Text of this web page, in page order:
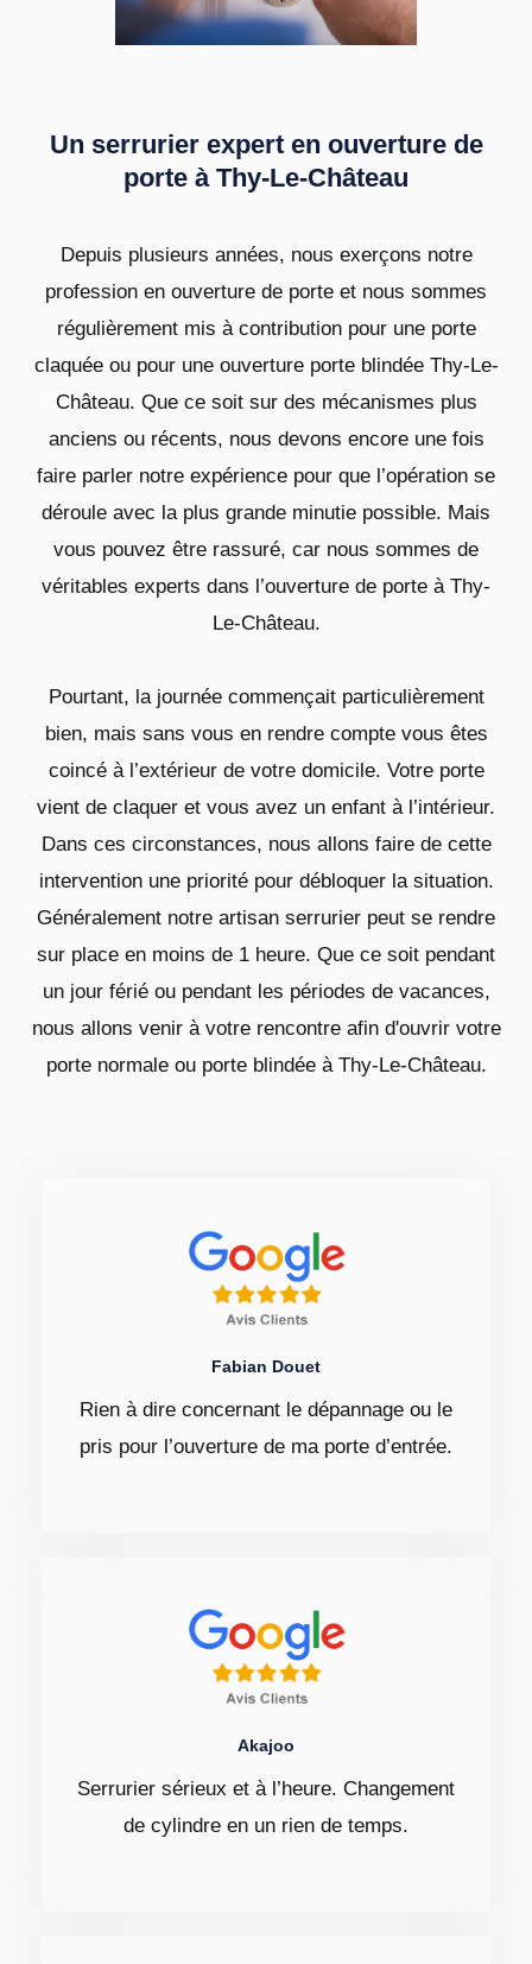
Un serrurier expert en ouverture de
porte à Thy-Le-Château
Depuis plusieurs années, nous exerçons notre
profession en ouverture de porte et nous sommes
régulièrement mis à contribution pour une porte
claquée ou pour une ouverture porte blindée Thy-Le-
Château. Que ce soit sur des mécanismes plus
anciens ou récents, nous devons encore une fois
faire parler notre expérience pour que l’opération se
déroule avec la plus grande minutie possible. Mais
vous pouvez être rassuré, car nous sommes de
véritables experts dans l’ouverture de porte à Thy-
Le-Château.
Pourtant, la journée commençait particulièrement
bien, mais sans vous en rendre compte vous êtes
coincé à l’extérieur de votre domicile. Votre porte
vient de claquer et vous avez un enfant à l’intérieur.
Dans ces circonstances, nous allons faire de cette
intervention une priorité pour débloquer la situation.
Généralement notre artisan serrurier peut se rendre
sur place en moins de 1 heure. Que ce soit pendant
un jour férié ou pendant les périodes de vacances,
nous allons venir à votre rencontre afin d'ouvrir votre
porte normale ou porte blindée à Thy-Le-Château.
Fabian Douet
Rien à dire concernant le dépannage ou le
pris pour l’ouverture de ma porte d’entrée.
Akajoo
Serrurier sérieux et à l’heure. Changement
de cylindre en un rien de temps.